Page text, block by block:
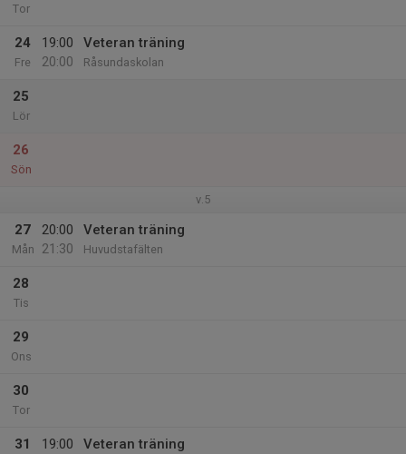
Tor
24
Fre
19:00
20:00
Veteran träning
Råsundaskolan
25
Lör
26
Sön
v.5
27
Mån
20:00
21:30
Veteran träning
Huvudstafälten
28
Tis
29
Ons
30
Tor
31
19:00
Veteran träning